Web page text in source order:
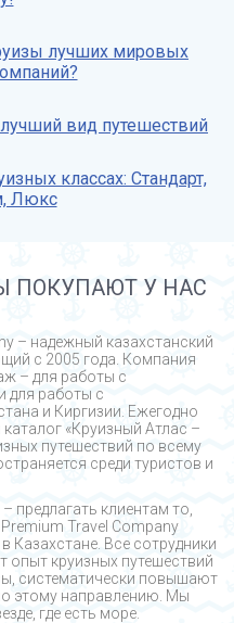
лучших мировых
вид путешествий
классах: Стандарт,
Люкс
ПОКУПАЮТ У НАС
– надежный казахстанский
с 2005 года. Компания
– для работы с
для работы с
и Киргизии. Ежегодно
«Круизный Атлас –
путешествий по всему
среди туристов и
предлагать клиентам то,
Travel Company
Казахстане. Все сотрудники
круизных путешествий
систематически повышают
этому направлению. Мы
где есть море.